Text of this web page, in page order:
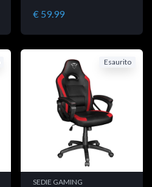
€ 59.99
Esaurito
SEDIE GAMING